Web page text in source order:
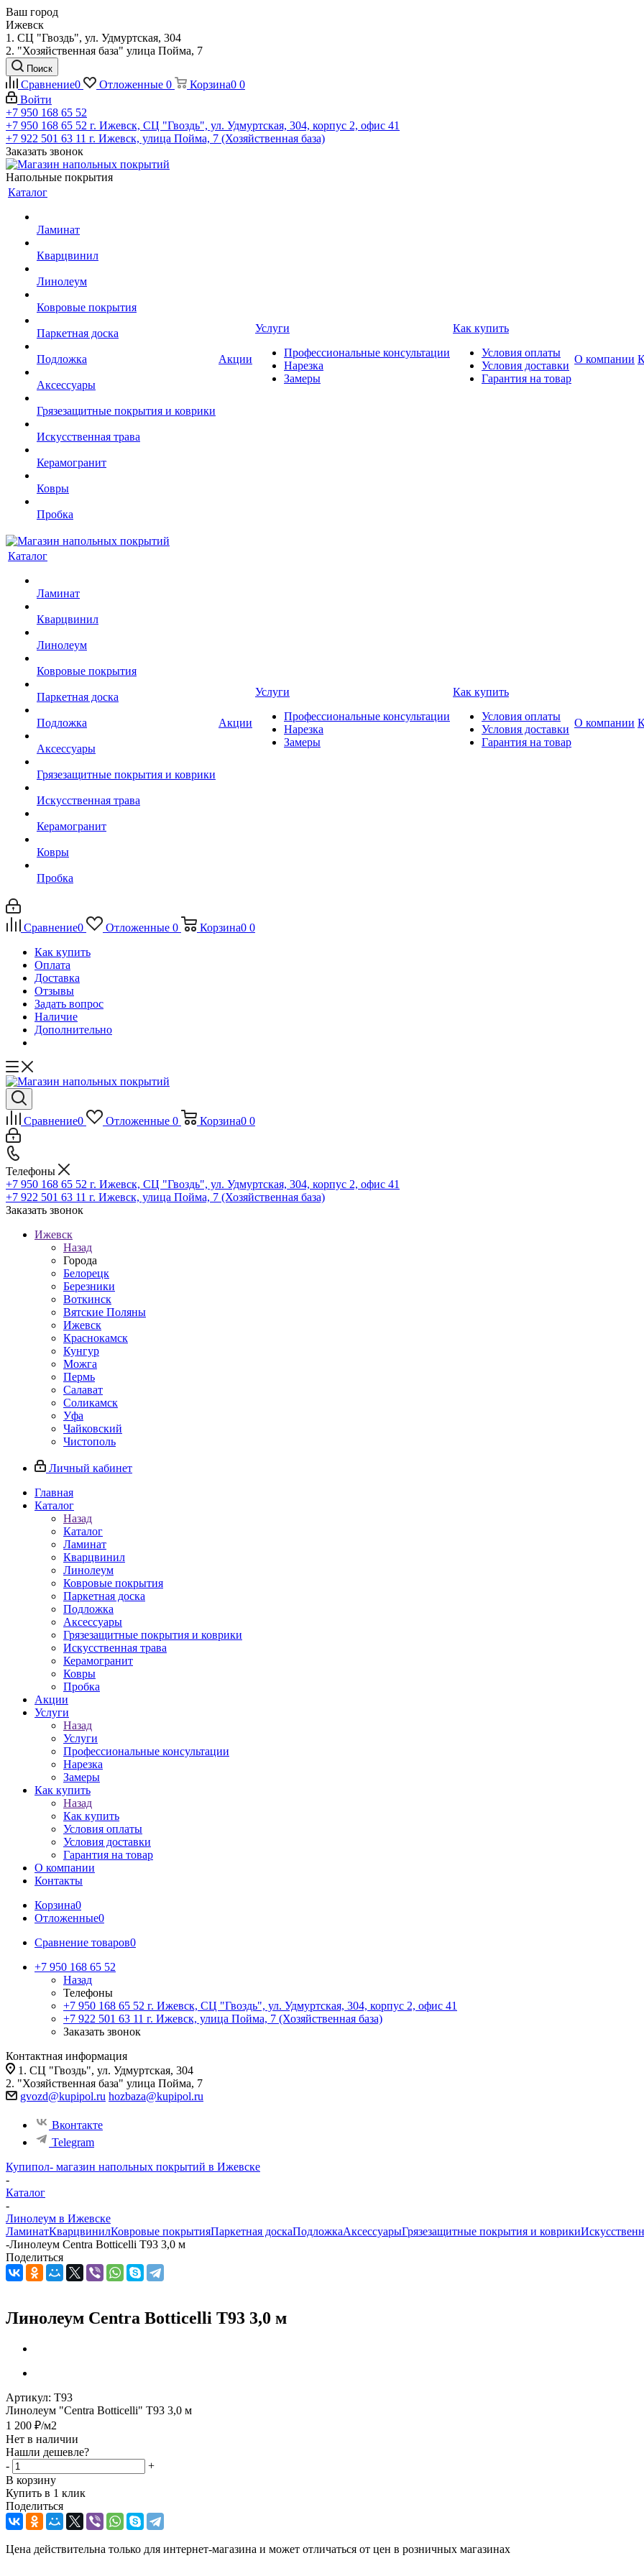
Ваш город
Ижевск
1. СЦ "Гвоздь", ул. Удмуртская, 304
2. "Хозяйственная база" улица Пойма, 7
Поиск
Сравнение0 Отложенные 0 Корзина0 0
Войти
+7 950 168 65 52
+7 950 168 65 52 г. Ижевск, СЦ "Гвоздь", ул. Удмуртская, 304, корпус 2, офис 41
+7 922 501 63 11 г. Ижевск, улица Пойма, 7 (Хозяйственная база)
Заказать звонок
Напольные покрытия
Каталог
Ламинат
Кварцвинил
Линолеум
Ковровые покрытия
Паркетная доска
Подложка
Аксессуары
Грязезащитные покрытия и коврики
Искусственная трава
Керамогранит
Ковры
Пробка
Акции
Услуги
Профессиональные консультации
Нарезка
Замеры
Как купить
Условия оплаты
Условия доставки
Гарантия на товар
О компании
Каталог
Ламинат
Кварцвинил
Линолеум
Ковровые покрытия
Паркетная доска
Подложка
Аксессуары
Грязезащитные покрытия и коврики
Искусственная трава
Керамогранит
Ковры
Пробка
Акции
Услуги
Профессиональные консультации
Нарезка
Замеры
Как купить
Условия оплаты
Условия доставки
Гарантия на товар
О компании
Сравнение0 Отложенные 0 Корзина0 0
Как купить
Оплата
Доставка
Отзывы
Задать вопрос
Наличие
Дополнительно
Сравнение0 Отложенные 0 Корзина0 0
Телефоны
+7 950 168 65 52 г. Ижевск, СЦ "Гвоздь", ул. Удмуртская, 304, корпус 2, офис 41
+7 922 501 63 11 г. Ижевск, улица Пойма, 7 (Хозяйственная база)
Заказать звонок
Ижевск
Назад
Города
Белорецк
Березники
Воткинск
Вятские Поляны
Ижевск
Краснокамск
Кунгур
Можга
Пермь
Салават
Соликамск
Уфа
Чайковский
Чистополь
Личный кабинет
Главная
Каталог
Назад
Каталог
Ламинат
Кварцвинил
Линолеум
Ковровые покрытия
Паркетная доска
Подложка
Аксессуары
Грязезащитные покрытия и коврики
Искусственная трава
Керамогранит
Ковры
Пробка
Акции
Услуги
Назад
Услуги
Профессиональные консультации
Нарезка
Замеры
Как купить
Назад
Как купить
Условия оплаты
Условия доставки
Гарантия на товар
О компании
Контакты
Корзина0
Отложенные0
Сравнение товаров0
+7 950 168 65 52
Назад
Телефоны
+7 950 168 65 52 г. Ижевск, СЦ "Гвоздь", ул. Удмуртская, 304, корпус 2, офис 41
+7 922 501 63 11 г. Ижевск, улица Пойма, 7 (Хозяйственная база)
Заказать звонок
Контактная информация
1. СЦ "Гвоздь", ул. Удмуртская, 304
2. "Хозяйственная база" улица Пойма, 7
gvozd@kupipol.ru hozbaza@kupipol.ru
Вконтакте
Telegram
Купипол- магазин напольных покрытий в Ижевске
-
Каталог
-
Линолеум в Ижевске
ЛаминатКварцвинилКовровые покрытияПаркетная доскаПодложкаАксессуарыГрязезащитные покрытия и коврики
-Линолеум Centra Botticelli T93 3,0 м
Поделиться
Линолеум Centra Botticelli T93 3,0 м
Артикул: T93
Линолеум "Centra Botticelli" T93 3,0 м
1 200 ₽/м2
Нет в наличии
Нашли дешевле?
-
+
В корзину
Купить в 1 клик
Поделиться
Цена действительна только для интернет-магазина и может отличаться от цен в розничных магазинах